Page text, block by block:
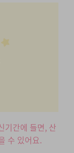
기간에 들면, 산
수 있어요.